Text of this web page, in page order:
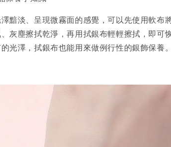
黯淡、呈現微霧面的感覺，可以先使用軟布
、灰塵擦拭乾淨，再用拭銀布輕輕擦拭，即可
光澤，拭銀布也能用來做例行性的銀飾保養。